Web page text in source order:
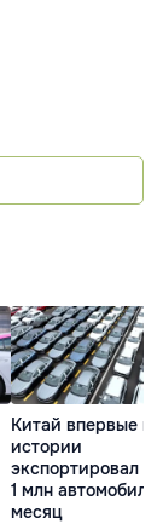
Китай впервые в
истории
экспортировал
1 млн
месяц